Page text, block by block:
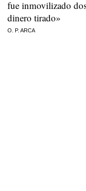
fue inmovilizado
dinero tirado»
O. P. ARCA